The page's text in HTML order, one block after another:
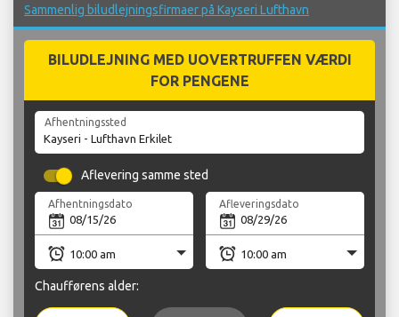
Sammenlig biludlejningsfirmaer på Kayseri Lufthavn
BILUDLEJNING MED UOVERTRUFFEN VÆRDI
FOR PENGENE
Afhentningssted
Aflevering samme sted
Afhentningsdato Afleveringsdato
Chaufførens alder: